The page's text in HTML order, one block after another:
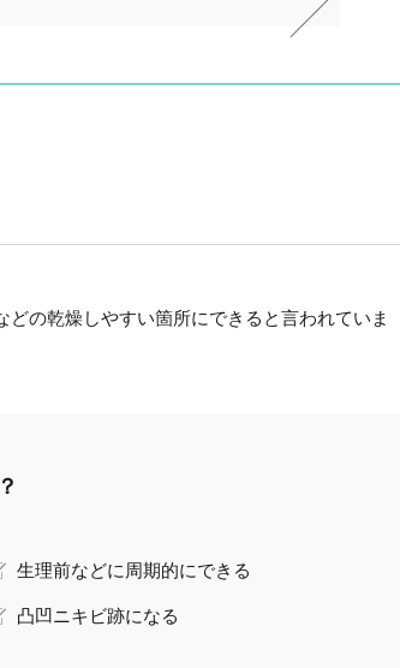
の乾燥しやすい箇所にできると言われていま
生理前などに周期的にできる
凸凹ニキビ跡になる